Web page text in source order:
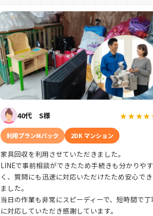
40代 S様
利用プランMパック 2DK マンション
家具回収を利用させていただきました。
LINEで事前相談ができたため手続きも分かりやす
く、質問にも迅速に対応いただけたため安心でき
ました。
当日の作業も非常にスピーディーで、短時間で丁
に対応していただき感謝しています。